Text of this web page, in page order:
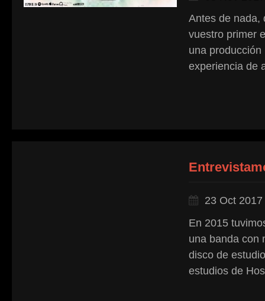
Antes de nada,
vuestro primer
una
experiencia de
23 Oct 2017
En 2015
una banda con
disco de
estudios de